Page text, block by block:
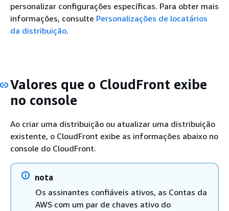
personalizar configurações específicas. Para obter mais
informações, consulte Personalizações de locatários
da distribuição.
Valores que o CloudFront exibe
no console
Ao criar uma distribuição ou atualizar uma distribuição
existente, o CloudFront exibe as informações abaixo no
console do CloudFront.
nota
Os assinantes confiáveis ativos, as Contas da
AWS com um par de chaves ativo do